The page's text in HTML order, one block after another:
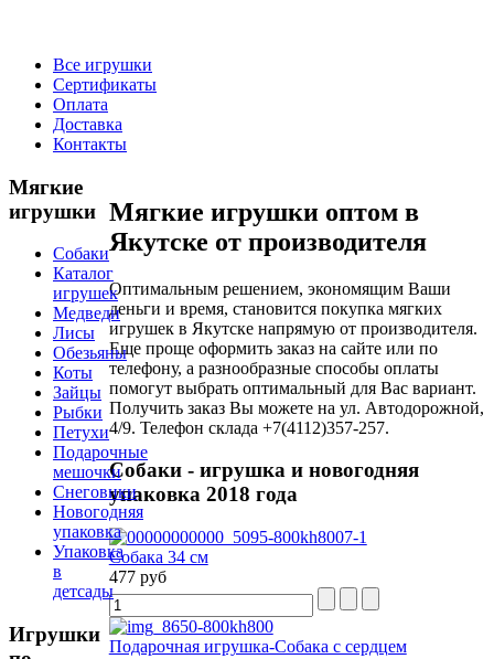
Все игрушки
Сертификаты
Оплата
Доставка
Контакты
Мягкие игрушки оптом в
Якутске от производителя
Оптимальным решением, экономящим Ваши
деньги и время, становится покупка мягких
игрушек в Якутске напрямую от производителя.
Еще проще оформить заказ на сайте или по
телефону, а разнообразные способы оплаты
помогут выбрать оптимальный для Вас вариант.
Получить заказ Вы можете на ул. Автодорожной,
4/9. Телефон склада +7(4112)357-257.
Собаки- игрушка и новогодняя
упаковка 2018 года
Собака 34 см
477 руб
Подарочная игрушка-Собака с сердцем
Мягкие
игрушки
Собаки
Каталог
игрушек
Медведи
Лисы
Обезьяны
Коты
Зайцы
Рыбки
Петухи
Подарочные
мешочки
Снеговики
Новогодняя
упаковка
Упаковка
в
детсады
Игрушки